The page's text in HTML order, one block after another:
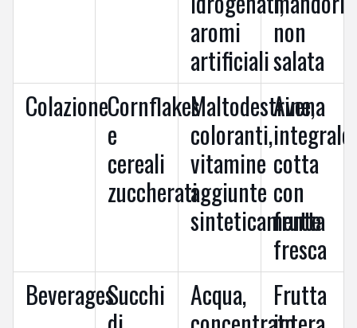
aromi
artificiali
non
salata
ColazioneCornflakes
e
cereali
zuccherati
Maltodestrine,
coloranti,
vitamine
aggiunte
sinteticamente
Avena
integrale
cotta
con
frutta
fresca
BeveragesSucchi
Acqua,
Frutta